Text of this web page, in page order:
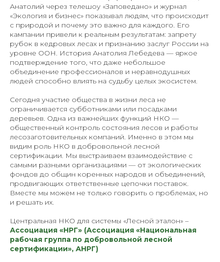
Анатолий через телешоу «Заповедано» и журнал
«Экология и бизнес» показывал людям, что происходит
с природой и почему это важно для каждого. Его
кампании привели к реальным результатам: запрету
рубок в кедровых лесах и признанию заслуг России на
уровне ООН. История Анатолия Лебедева — яркое
подтверждение того, что даже небольшое
объединение профессионалов и неравнодушных
людей способно влиять на судьбу целых экосистем.
Сегодня участие общества в жизни леса не
ограничивается субботниками или посадками
деревьев. Одна из важнейших функций НКО —
общественный контроль состояния лесов и работы
лесозаготовительных компаний. Именно в этом мы
видим роль НКО в добровольной лесной
сертификации. Мы выстраиваем взаимодействие с
самыми разными организациями — от экологических
фондов до общин коренных народов и объединений,
продвигающих ответственные цепочки поставок.
Вместе мы можем не только говорить о проблемах, но
и решать их.
Центральная НКО для системы «Лесной эталон» –
Ассоциация «НРГ» (Ассоциация «Национальная
рабочая группа по добровольной лесной
сертификации», АНРГ)